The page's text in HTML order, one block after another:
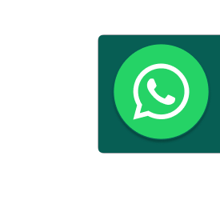
As vagas
de alunos,
Básica I - PEB I-
Haverá prova
médio
R$ 12,83 a